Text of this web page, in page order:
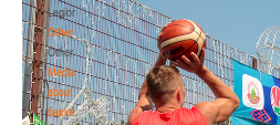
Legionaries
Other
Other
Media
about
basketball